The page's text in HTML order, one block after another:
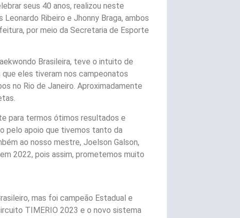
seus 40 anos, realizou neste
Leonardo Ribeiro e Jhonny Braga, ambos
por meio da Secretaria de Esporte
Brasileira, teve o intuito de
eles tiveram nos campeonatos
no Rio de Janeiro. Aproximadamente
para termos ótimos resultados e
pelo apoio que tivemos tanto da
ao nosso mestre, Joelson Galson,
2022, pois assim, prometemos muito
mas foi campeão Estadual e
TIMERIO 2023 e o novo sistema